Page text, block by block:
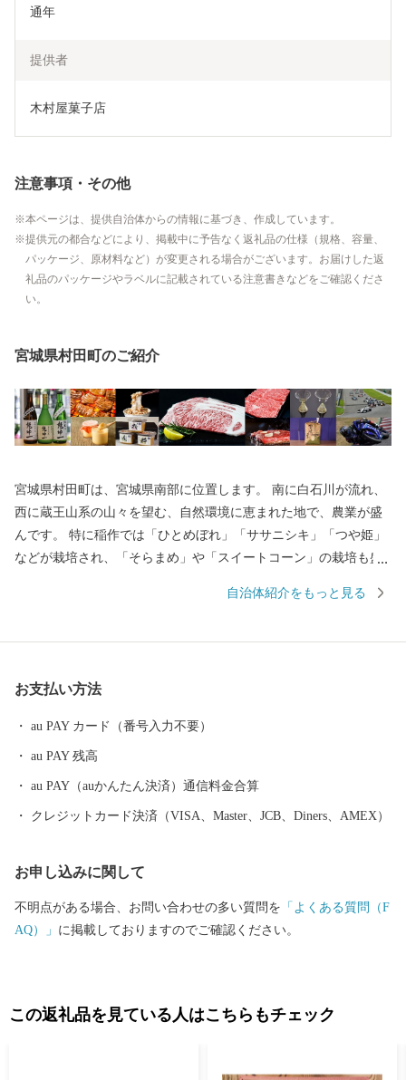
通年
提供者
木村屋菓子店
注意事項・その他
本ページは、提供自治体からの情報に基づき、作成しています。
提供元の都合などにより、掲載中に予告なく返礼品の仕様（規格、容量、
パッケージ、原材料など）が変更される場合がございます。お届けした返
礼品のパッケージやラベルに記載されている注意書きなどをご確認くださ
い。
宮城県村田町のご紹介
宮城県村田町は、宮城県南部に位置します。 南に白石川が流れ、
西に蔵王山系の山々を望む、自然環境に恵まれた地で、農業が盛
んです。 特に稲作では「ひとめぼれ」「ササニシキ」「つや姫」
などが栽培され、「そらまめ」や「スイートコーン」の栽培も盛
自治体紹介をもっと見る
お支払い方法
au PAY カード（番号入力不要）
au PAY 残高
au PAY（auかんたん決済）通信料金合算
クレジットカード決済（VISA、Master、JCB、Diners、AMEX）
お申し込みに関して
不明点がある場合、お問い合わせの多い質問を 「よくある質問（F
AQ）」 に掲載しておりますのでご確認ください。
この返礼品を見ている人はこちらもチェック